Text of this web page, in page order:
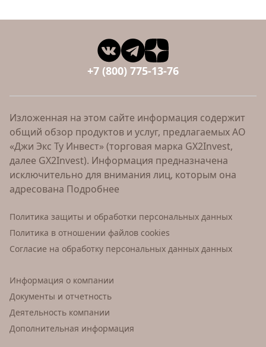
+7 (800) 775-13-76
Изложенная на этом сайте информация содержит
общий обзор продуктов и услуг, предлагаемых АО
«Джи Экс Ту Инвест» (торговая марка GX2Invest,
далее GX2Invest). Информация предназначена
исключительно для внимания лиц, которым она
адресована Подробнее
Политика защиты и обработки персональных данных
Политика в отношении файлов cookies
Согласие на обработку персональных данных данных
Информация о компании
Документы и отчетность
Деятельность компании
Дополнительная информация